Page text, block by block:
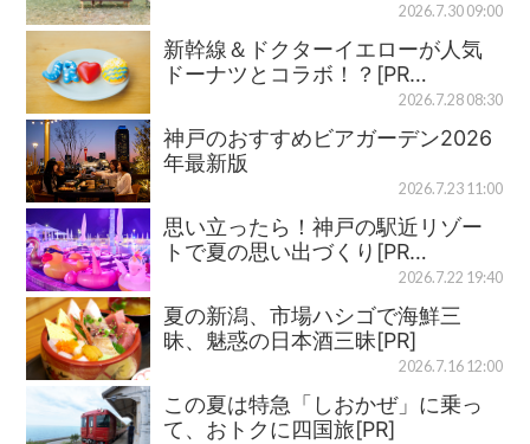
2026.7.30 09:00
新幹線＆ドクターイエローが人気
ドーナツとコラボ！？[PR…
2026.7.28 08:30
神戸のおすすめビアガーデン2026
年最新版
2026.7.23 11:00
思い立ったら！神戸の駅近リゾー
トで夏の思い出づくり[PR…
2026.7.22 19:40
夏の新潟、市場ハシゴで海鮮三
昧、魅惑の日本酒三昧[PR]
2026.7.16 12:00
この夏は特急「しおかぜ」に乗っ
て、おトクに四国旅[PR]